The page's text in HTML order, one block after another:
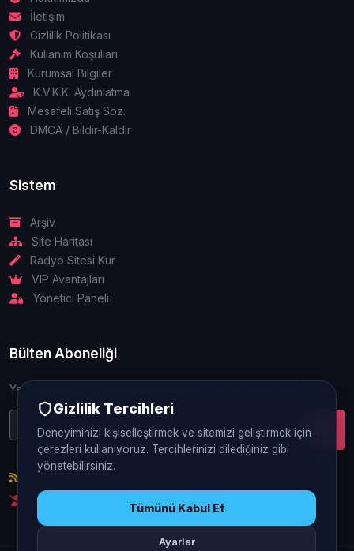
İletişim
Gizlilik Politikası
Kullanım Koşulları
Kurumsal Bilgiler
K.V.K.K. Aydınlatma
Mesafeli Satış Söz.
DMCA / Bildir-Kaldır
Sistem
Arşiv
Site Haritası
Radyo Sitesi Kur
VIP Avantajları
Yönetici Paneli
Bülten Aboneliği
Yeniliklerden ve güncellemelerden ilk siz haberdar olun.
Abonelikten Çık
Gizlilik Tercihleri
Deneyiminizi kişiselleştirmek ve sitemizi geliştirmek için
çerezleri kullanıyoruz. Tercihlerinizi dilediğiniz gibi
yönetebilirsiniz.
Tümünü Kabul Et
Ayarlar